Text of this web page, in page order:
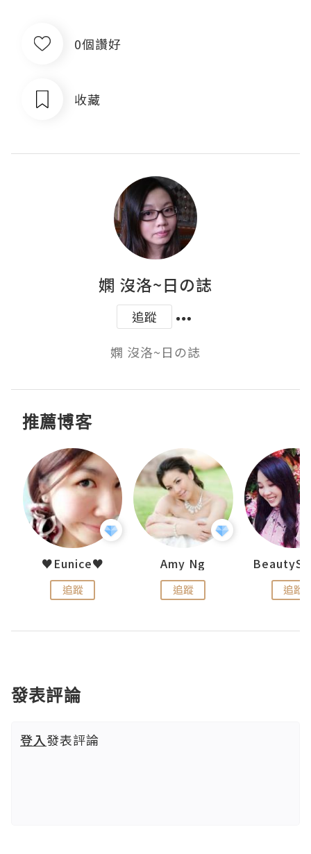
0個讚好
收藏
嫻 沒洛~日の誌
追蹤
嫻 沒洛~日の誌
推薦博客
♥Eunice♥
追蹤
Amy Ng
追蹤 追蹤
發表評論
登入發表評論